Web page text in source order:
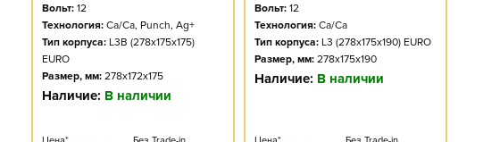
Вольт: 12
Технология: Ca/Ca, Punch, Ag+
Тип корпуса: L3B (278x175x175)
EURO
Размер, мм: 278x172x175
Наличие: В наличии
Вольт: 12
Технология: Ca/Ca
Тип корпуса: L3 (278x175x190) EURO
Размер, мм: 278x175x190
Наличие: В наличии